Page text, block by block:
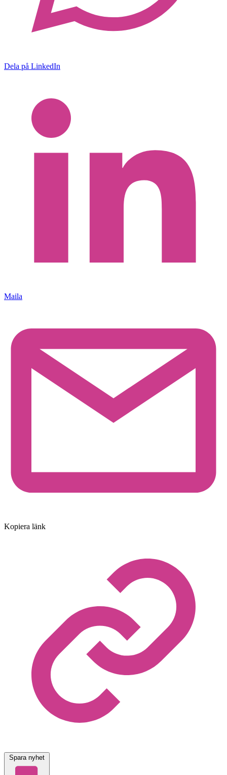
Dela på LinkedIn
Maila
Kopiera länk
Spara nyhet